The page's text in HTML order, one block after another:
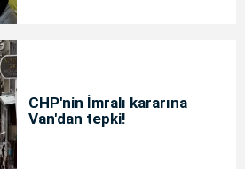
CHP'nin İmralı kararına
Van'dan tepki!